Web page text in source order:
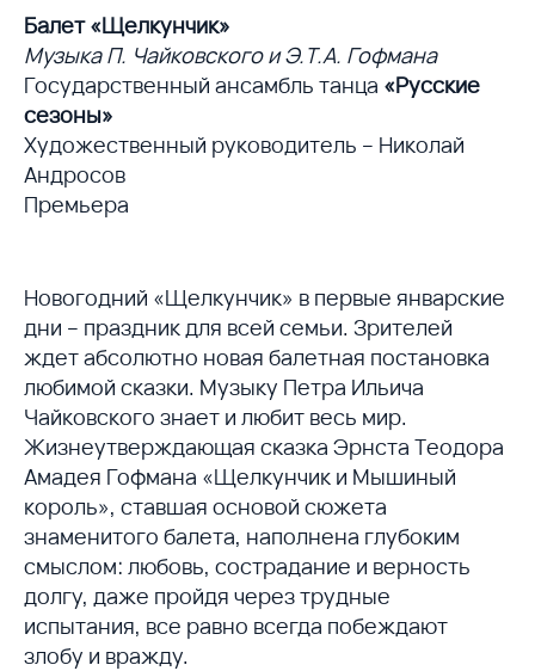
Балет «Щелкунчик»
Музыка П. Чайковского и Э.Т.А. Гофмана
Государственный ансамбль танца «Русские
сезоны»
Художественный руководитель – Николай
Андросов
Премьера
Новогодний «Щелкунчик» в первые январские
дни – праздник для всей семьи. Зрителей
ждет абсолютно новая балетная постановка
любимой сказки. Музыку Петра Ильича
Чайковского знает и любит весь мир.
Жизнеутверждающая сказка Эрнста Теодора
Амадея Гофмана «Щелкунчик и Мышиный
король», ставшая основой сюжета
знаменитого балета, наполнена глубоким
смыслом: любовь, сострадание и верность
долгу, даже пройдя через трудные
испытания, все равно всегда побеждают
злобу и вражду.